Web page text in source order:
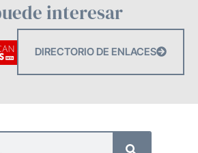
interesar
DIRECTORIO DE ENLACES